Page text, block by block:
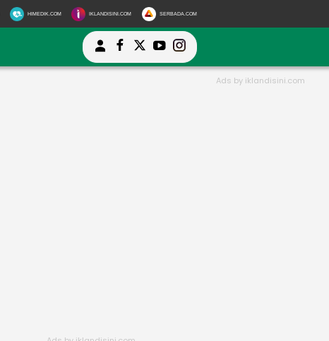
HIMEDIK.COM IKLANDISINI.COM SERBADA.COM